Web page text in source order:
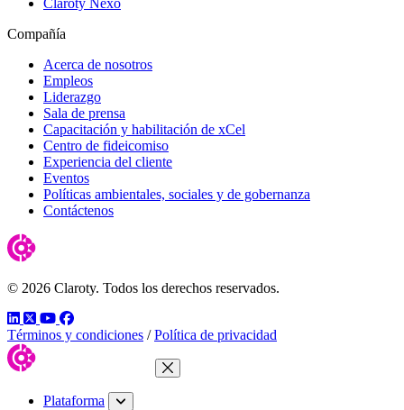
Claroty Nexo
Compañía
Acerca de nosotros
Empleos
Liderazgo
Sala de prensa
Capacitación y habilitación de xCel
Centro de fideicomiso
Experiencia del cliente
Eventos
Políticas ambientales, sociales y de gobernanza
Contáctenos
© 2026 Claroty. Todos los derechos reservados.
LinkedIn
TwitterYouTube
Facebook
Términos y condiciones / Política de privacidad
Cerrar menú
Plataforma